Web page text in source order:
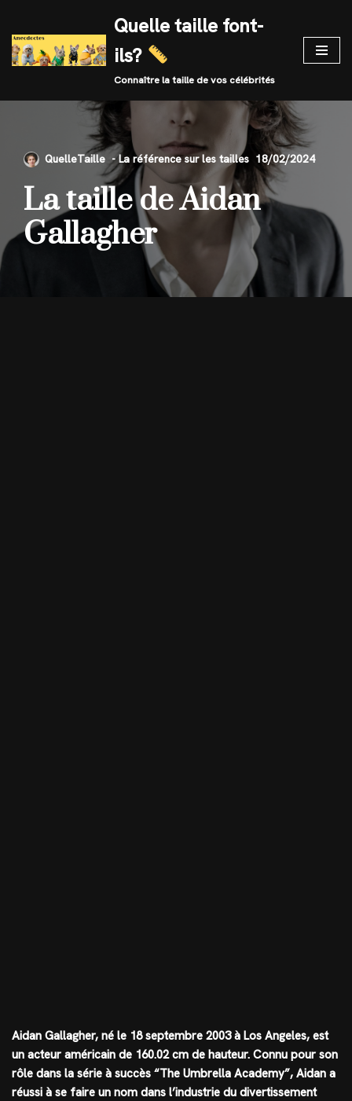
Skip
to
Quelle taille font-
ils?
Connaître la taille de vos célébrités
QuelleTaille 18/02/2024
La taille de Aidan
Gallagher
Aidan Gallagher, né le 18 septembre 2003 à Los Angeles, est
un acteur américain de 160.02 cm de hauteur. Connu pour son
rôle dans la série à succès “The Umbrella Academy”, Aidan a
réussi à se faire un nom dans l’industrie du divertissement